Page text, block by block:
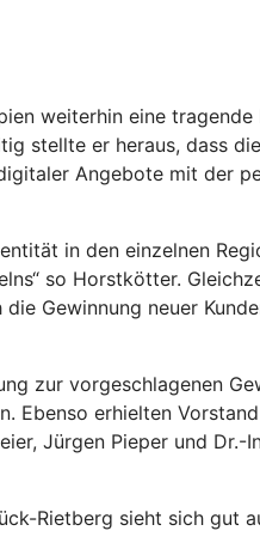
weiterhin eine tragende
stellte er heraus, dass
Angebote mit der
in den einzelnen
so Horstkötter.
Gewinnung neuer
zur vorgeschlagenen
Ebenso erhielten
Jürgen Pieper und Dr.-
Rietberg sieht sich gut